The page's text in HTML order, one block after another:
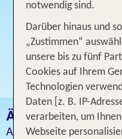
ÄGYPTEN FERIEN
Angebot für 1 Woche
notwendig sind.
Darüber hinaus und
„Zustimmen“
unsere bis zu fünf
Cookies auf Ihrem
Technologien
Daten [z. B. IP-
verarbeiten, um
Webseite